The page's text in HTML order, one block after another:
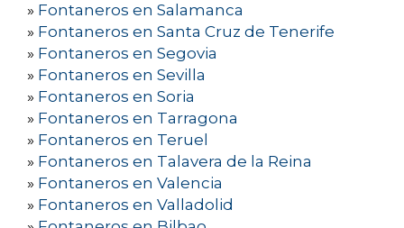
» Fontaneros en Salamanca
» Fontaneros en Santa Cruz de Tenerife
» Fontaneros en Segovia
» Fontaneros en Sevilla
» Fontaneros en Soria
» Fontaneros en Tarragona
» Fontaneros en Teruel
» Fontaneros en Talavera de la Reina
» Fontaneros en Valencia
» Fontaneros en Valladolid